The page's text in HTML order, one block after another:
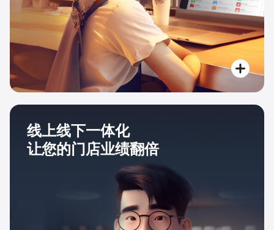
线上线下一体化
让您的门店业绩翻倍